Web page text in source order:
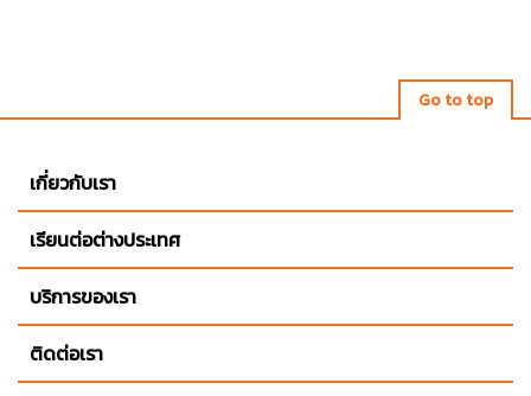
Go to top
เกี่ยวกับเรา
เรียนต่อต่างประเทศ
บริการของเรา
ติดต่อเรา